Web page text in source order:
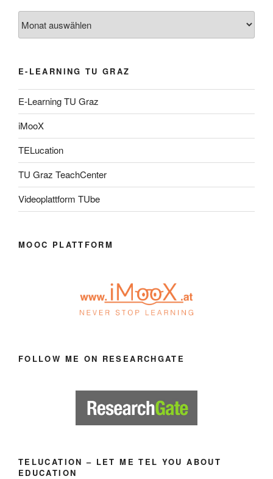
E-LEARNING TU GRAZ
E-Learning TU Graz
iMooX
TELucation
TU Graz TeachCenter
Videoplattform TUbe
MOOC PLATTFORM
FOLLOW ME ON RESEARCHGATE
TELUCATION – LET ME TEL YOU ABOUT
EDUCATION